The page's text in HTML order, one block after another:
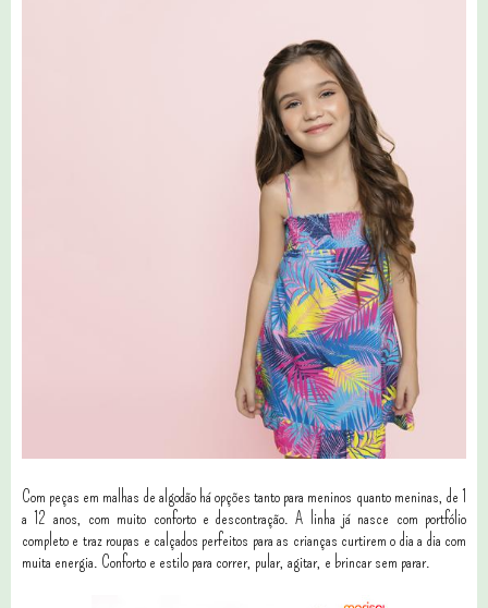
Com peças em malhas de algodão há opções tanto para meninos quanto meninas, de 1
a 12 anos, com muito conforto e descontração. A linha já nasce com portfólio
completo e traz roupas e calçados perfeitos para as crianças curtirem o dia a dia com
muita energia. Conforto e estilo para correr, pular, agitar, e brincar sem parar.